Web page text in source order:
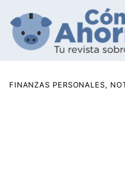
contenido
FINANZAS PERSONALES,